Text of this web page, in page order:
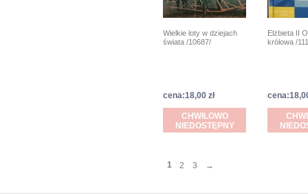
Wielkie loty w dziejach
świata /10687/
cena:18,00 zł
CHWILOWO
NIEDOSTĘPNY
Elżbieta II
królowa /
1 2 3 →